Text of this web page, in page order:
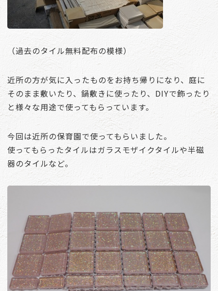
（過去のタイル無料配布の模様）
近所の方が気に入ったものをお持ち帰りになり、庭に
そのまま敷いたり、鍋敷きに使ったり、DIYで飾ったり
と様々な用途で使ってもらっています。
今回は近所の保育園で使ってもらいました。
使ってもらったタイルはガラスモザイクタイルや半磁
器のタイルなど。